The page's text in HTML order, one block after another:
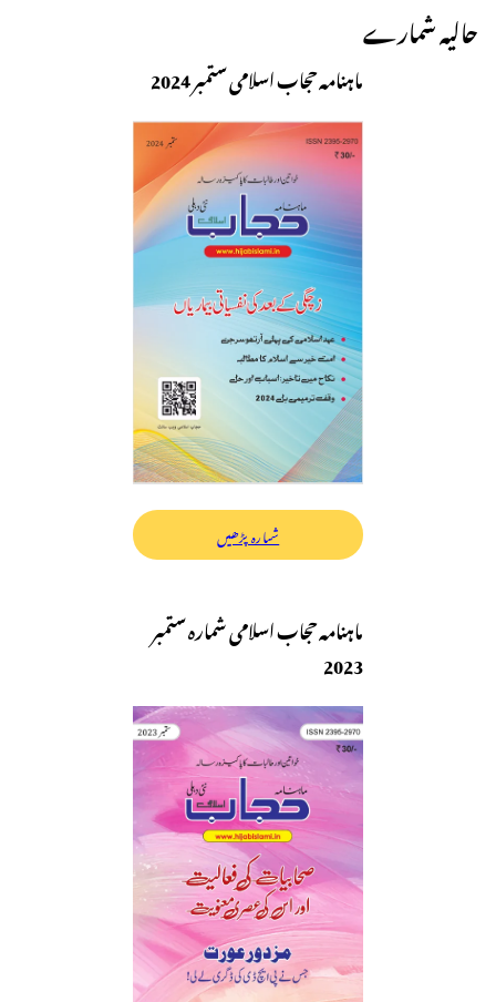
حالیہ شمارے
ماہنامہ حجاب اسلامی ستمبر 2024
شمارہ پڑھیں
ماہنامہ حجاب اسلامی شمارہ ستمبر
2023